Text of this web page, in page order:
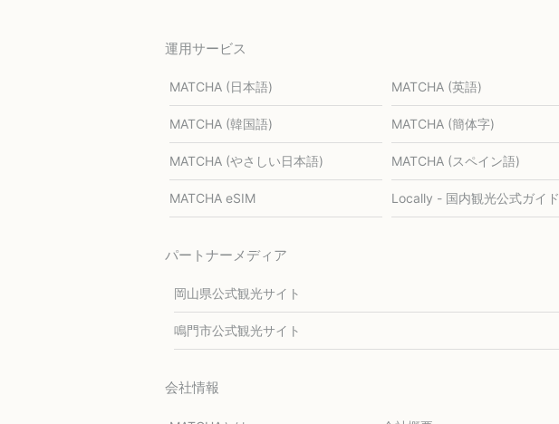
運用サービス
MATCHA (日本語) MATCHA (英語)
MATCHA (韓国語) MATCHA (簡体字)
MATCHA (やさしい日本語) MATCHA (スペイン語)
MATCHA eSIM Locally - 国内観光公式ガイド
パートナーメディア
岡山県公式観光サイト
鳴門市公式観光サイト
会社情報